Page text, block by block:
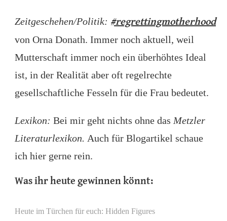
Zeitgeschehen/Politik: #regrettingmotherhood
von Orna Donath. Immer noch aktuell, weil
Mutterschaft immer noch ein überhöhtes Ideal
ist, in der Realität aber oft regelrechte
gesellschaftliche Fesseln für die Frau bedeutet.
Lexikon: Bei mir geht nichts ohne das Metzler
Literaturlexikon. Auch für Blogartikel schaue
ich hier gerne rein.
Was ihr heute gewinnen könnt:
Heute im Türchen für euch: Hidden Figures